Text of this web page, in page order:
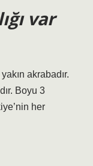
var
akrabadır.
Boyu 3
her